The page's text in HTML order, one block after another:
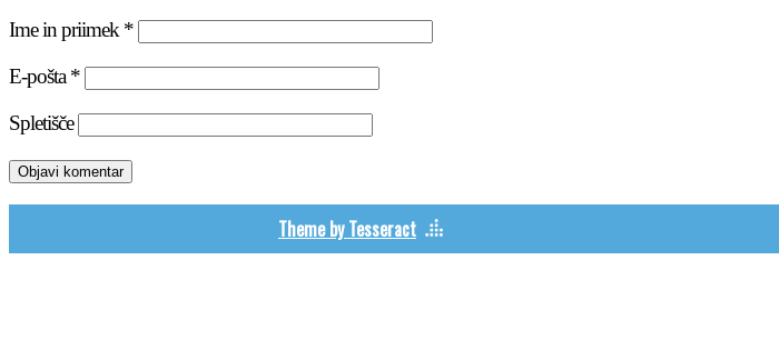
Ime in priimek *
E-pošta*
Spletišče
Theme by Tesseract